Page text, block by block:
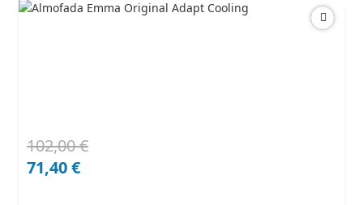
102,00€
O
preço
71,40€
O
preço